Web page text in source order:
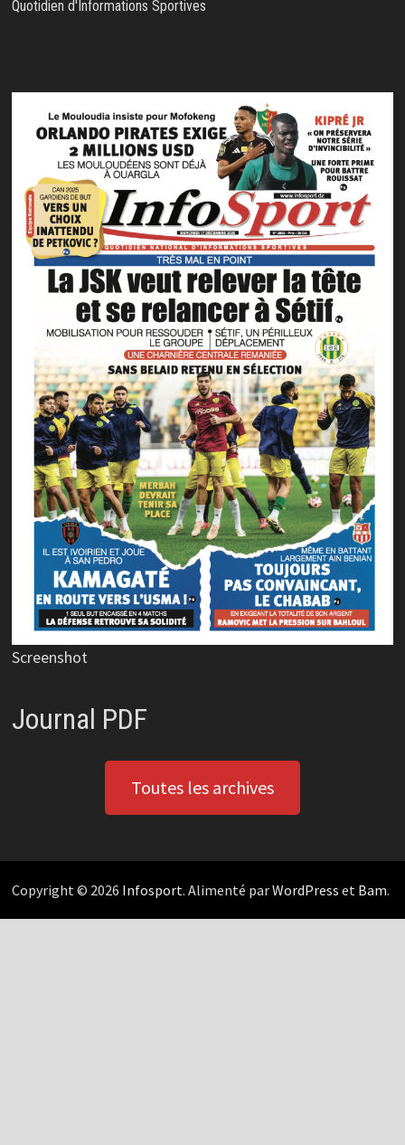
Quotidien d'Informations Sportives
Screenshot
Journal PDF
Toutes les archives
Copyright © 2026 Infosport. Alimenté parWordPress et Bam.